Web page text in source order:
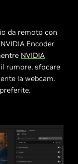
da remoto con
Encoder
NVIDIA
rumore, sfocare
la webcam.